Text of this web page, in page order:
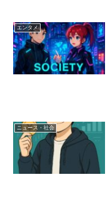
エンタメ
ニュース・社会